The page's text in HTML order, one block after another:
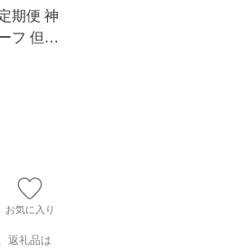
期便 神
フ 但馬
ステー
お気に入り
返礼品は